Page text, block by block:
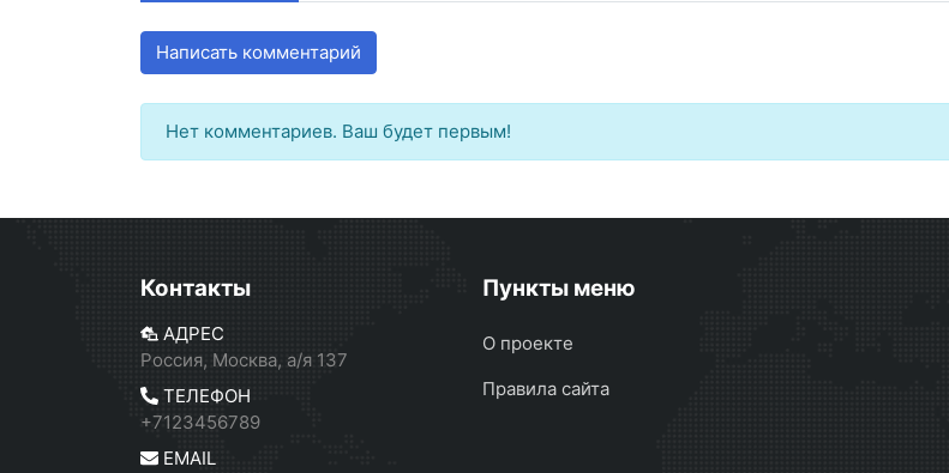
Написать комментарий
Нет комментариев. Ваш будет первым!
Контакты
АДРЕС
Россия, Москва, а/я 137
ТЕЛЕФОН
+7123456789
EMAIL
Пункты меню
О проекте
Правила сайта